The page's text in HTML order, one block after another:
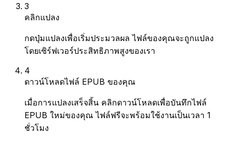
3
คลิกแปลง
กดปุ่มแปลงเพื่อเริ่มประมวลผล ไฟล์ของคุณจะถูกแปลง
โดยเซิร์ฟเวอร์ประสิทธิภาพสูงของเรา
4
ดาวน์โหลดไฟล์ EPUB ของคุณ
เมื่อการแปลงเสร็จสิ้น คลิกดาวน์โหลดเพื่อบันทึกไฟล์
EPUB ใหม่ของคุณ ไฟล์ฟรีจะพร้อมใช้งานเป็นเวลา 1
ชั่วโมง